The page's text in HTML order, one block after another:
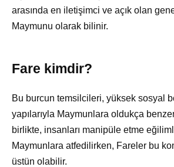
arasında en iletişimci ve açık olan
Maymunu olarak bilinir.
Fare kimdir?
Bu burcun temsilcileri, yüksek sosyal
yapılarıyla Maymunlara oldukça
birlikte, insanları manipüle etme
Maymunlara atfedilirken, Fareler bu
üstün olabilir.